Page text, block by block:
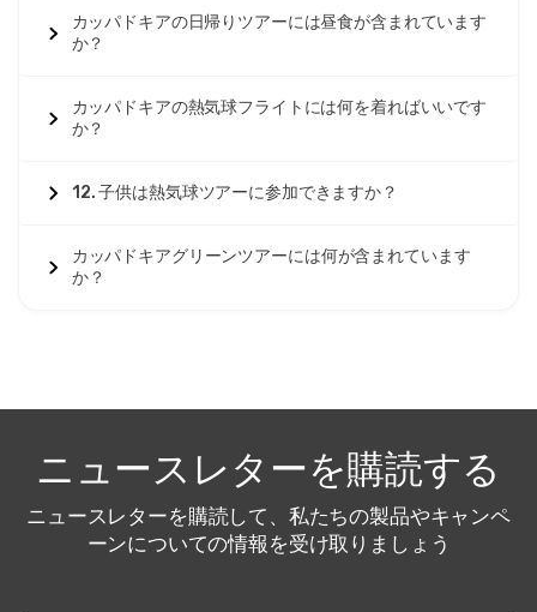
カッパドキアの日帰りツアーには昼食が含まれています
か？
カッパドキアの熱気球フライトには何を着ればいいです
か？
12. 子供は熱気球ツアーに参加できますか？
カッパドキアグリーンツアーには何が含まれています
か？
ニュースレターを購読する
ニュースレターを購読して、私たちの製品やキャンペ
ーンについての情報を受け取りましょう